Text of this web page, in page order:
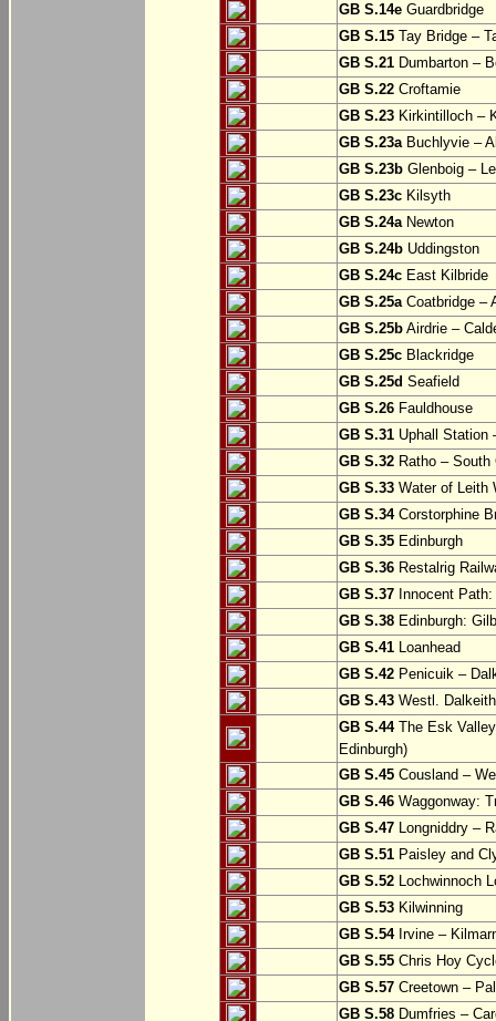
GB S.14e Guardbridge
GB S.15 Tay Bridge –
GB S.21 Dumbarton –
GB S.22 Croftamie
GB S.23 Kirkintilloch –
GB S.23aBuchlyvie –
GB S.23b Glenboig –
GB S.23c Kilsyth
GB S.24aNewton
GB S.24b Uddingston
GB S.24c East Kilbride
GB S.25aCoatbridge –
GB S.25b Airdrie –
GB S.25c Blackridge
GB S.25d Seafield
GB S.26 Fauldhouse
GB S.31 Uphall Station
GB S.32 Ratho – South
GB S.33 Water of Leith
GB S.34Corstorphine
GB S.35 Edinburgh
GB S.36 Restalrig
GB S.37 Innocent
GB S.38 Edinburgh:
GB S.41 Loanhead
GB S.42 Penicuik –
GB S.43 Westl. Dalkeith
GB S.44The Esk
Edinburgh)
GB S.45 Cousland –
GB S.46 Waggonway:
GB S.47 Longniddry –
GB S.51 Paisley and
GB S.52 Lochwinnoch
GB S.53 Kilwinning
GB S.54Irvine –
GB S.55 Chris Hoy
GB S.57 Creetown –
GB S.58 Dumfries –